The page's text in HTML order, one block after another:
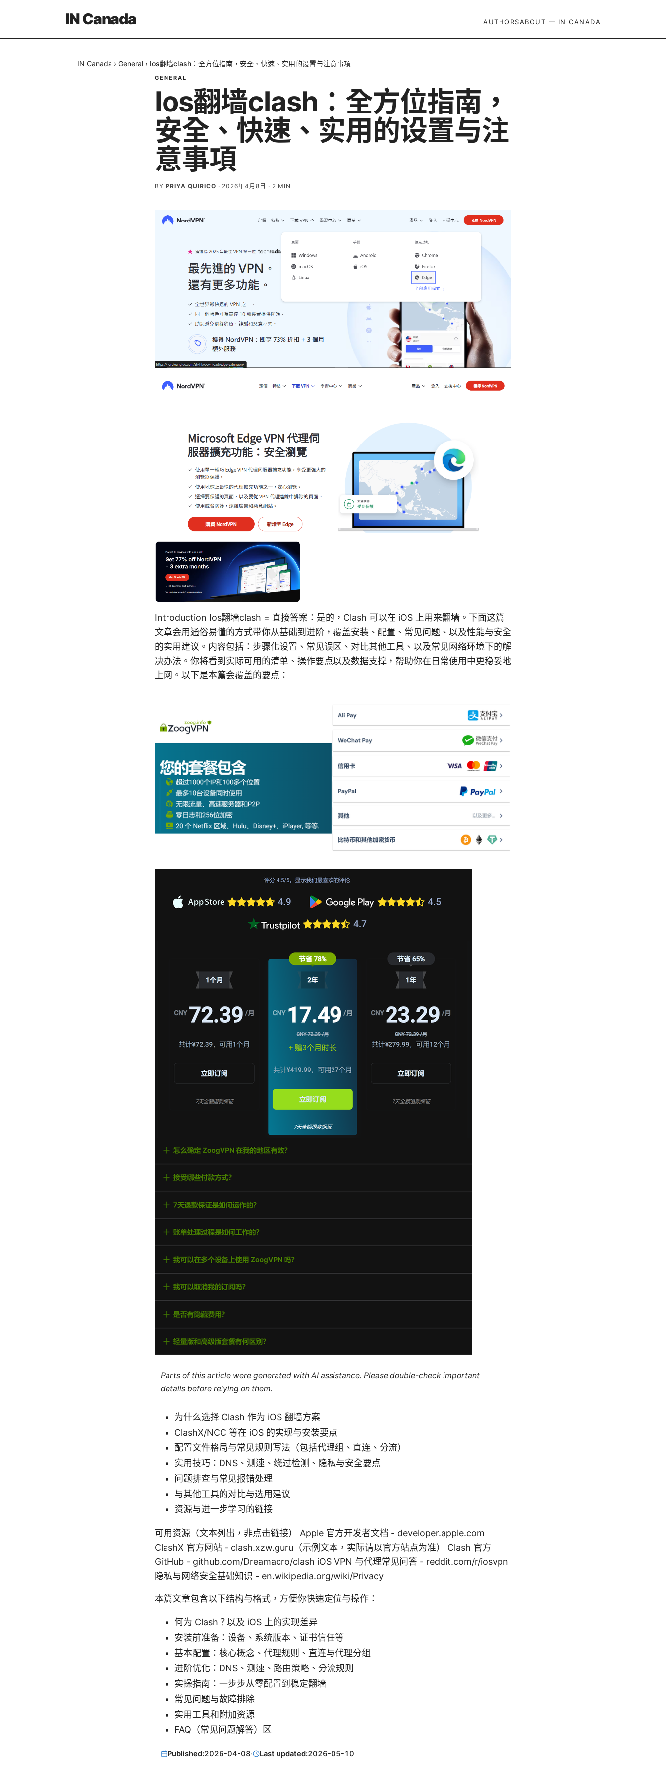
IN Canada AUTHORSABOUT — IN CANADA
IN Canada › General › Ios翻墙clash：全方位指南，安全、快速、实用的设置与注意事項
GENERAL
Ios翻墙clash：全方位指南，
安全、快速、实用的设置与注
意事項
BY PRIYA QUIRICO · 2026年4月8日 · 2 MIN
Introduction Ios翻墙clash = 直接答案：是的，Clash 可以在 iOS 上用来翻墙。下面这篇
文章会用通俗易懂的方式带你从基础到进阶，覆盖安装、配置、常见问题、以及性能与安全
的实用建议。内容包括：步骤化设置、常见误区、对比其他工具、以及常见网络环境下的解
决办法。你将看到实际可用的清单、操作要点以及数据支撑，帮助你在日常使用中更稳妥地
上网。以下是本篇会覆盖的要点：
Parts of this article were generated with AI assistance. Please double-check important
details before relying on them.
为什么选择 Clash 作为 iOS 翻墙方案
ClashX/NCC 等在 iOS 的实现与安装要点
配置文件格局与常见规则写法（包括代理组、直连、分流）
实用技巧：DNS、测速、绕过检测、隐私与安全要点
问题排查与常见报错处理
与其他工具的对比与选用建议
资源与进一步学习的链接
可用资源（文本列出，非点击链接） Apple 官方开发者文档 - developer.apple.com
ClashX 官方网站 - clash.xzw.guru（示例文本，实际请以官方站点为准） Clash 官方
GitHub - github.com/Dreamacro/clash iOS VPN 与代理常见问答 - reddit.com/r/iosvpn
隐私与网络安全基础知识 - en.wikipedia.org/wiki/Privacy
本篇文章包含以下结构与格式，方便你快速定位与操作：
何为 Clash？以及 iOS 上的实现差异
安装前准备：设备、系统版本、证书信任等
基本配置：核心概念、代理规则、直连与代理分组
进阶优化：DNS、测速、路由策略、分流规则
实操指南：一步步从零配置到稳定翻墙
常见问题与故障排除
实用工具和附加资源
FAQ（常见问题解答）区
Published:2026-04-08· Last updated:2026-05-10